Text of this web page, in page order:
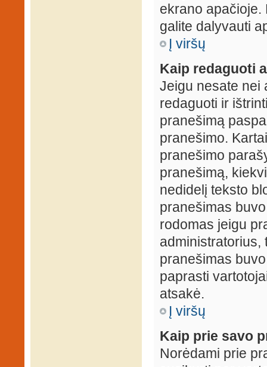
ekrano apačioje.
galite dalyvauti
Į viršų
Kaip redaguoti
Jeigu nesate nei
redaguoti ir
pranešimą
pranešimo.
pranešimo
pranešimą,
nedidelį teksto
pranešimas
rodomas jeigu
administratorius,
pranešimas
paprasti
atsakė.
Į viršų
Kaip prie savo
Norėdami prie